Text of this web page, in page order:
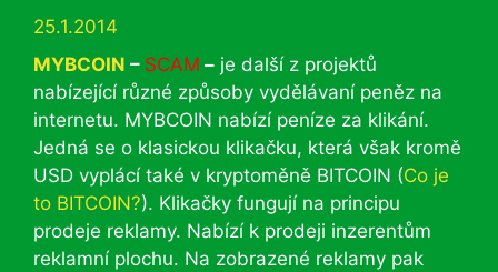
25.1.2014
MYBCOIN – SCAM – je další z projektů
nabízející různé způsoby vydělávaní peněz na
internetu. MYBCOIN nabízí peníze za klikání.
Jedná se o klasickou klikačku, která však kromě
USD vyplácí také v kryptoměně BITCOIN (Co je
to BITCOIN?). Klikačky fungují na principu
prodeje reklamy. Nabízí k prodeji inzerentům
reklamní plochu. Na zobrazené reklamy pak